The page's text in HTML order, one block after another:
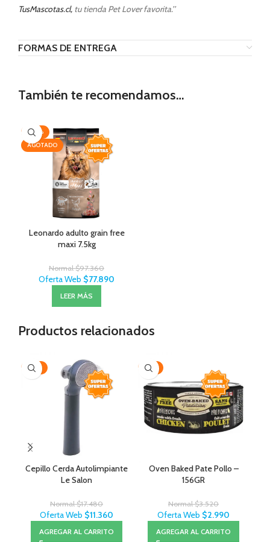
TusMascotas.cl, tu tienda Pet Lover favorita.’’
FORMAS DE ENTREGA
También te recomendamos…
-20%
AGOTADO
Leonardo adulto grain free
maxi 7.5kg
Normal$97.360
Oferta Web $77.890
LEER MÁS
Productos relacionados
-35%
Cepillo Cerda Autolimpiante
Le Salon
Normal$17.480
Oferta Web $11.360
AGREGAR AL CARRITO
-15%
Oven Baked Pate Pollo –
156GR
Normal$3.520
Oferta Web $2.990
AGREGAR AL CARRITO